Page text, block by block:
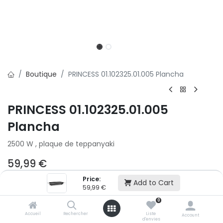
Price:
59,99 € Add to Cart
Accueil Rechercher
0
Liste
d'envies
Account
Boutique PRINCESS 01.102325.01.005 Plancha
PRINCESS 01.102325.01.005
Plancha
2500 W , plaque de teppanyaki
59,99 €
2x
500,01 € puis 2 x 499,99 € (sans frais)